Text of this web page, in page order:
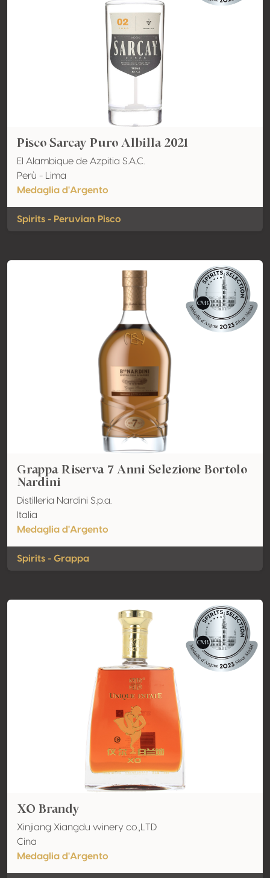
Pisco Sarcay Puro Albilla 2021
El Alambique de Azpitia S.A.C.
Perù - Lima
Medaglia d'Argento
Spirits - Peruvian Pisco
Grappa Riserva 7 Anni Selezione Bortolo
Nardini
Distilleria Nardini S.p.a.
Italia
Medaglia d'Argento
Spirits - Grappa
XO Brandy
Xinjiang Xiangdu winery co.,LTD
Cina
Medaglia d'Argento